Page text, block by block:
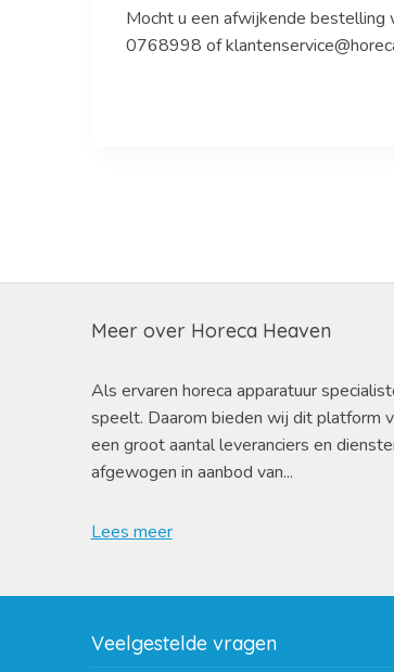
Mocht u een afwijkende
0768998 of
Meer over Horeca Heaven
Als ervaren horeca apparatuur
speelt. Daarom bieden wij dit platform
een groot aantal leveranciers en
afgewogen in aanbod van...
Lees meer
Veelgestelde vragen